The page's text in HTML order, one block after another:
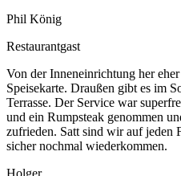
Phil König
Restaurantgast
Von der Inneneinrichtung her
Speisekarte. Draußen gibt es im
Terrasse. Der Service war
und ein Rumpsteak genommen
zufrieden. Satt sind wir auf jeden
sicher nochmal wiederkommen.
Holger